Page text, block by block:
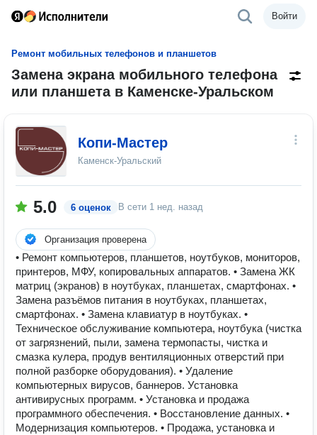
Войти
Ремонт мобильных телефонов и планшетов
Замена экрана мобильного телефона
или планшета в Каменске-Уральском
Копи-Мастер
Каменск-Уральский
5.0 6 оценок В сети 1 нед. назад
Организация проверена
• Ремонт компьютеров, планшетов, ноутбуков, мониторов,
принтеров, МФУ, копировальных аппаратов. • Замена ЖК
матриц (экранов) в ноутбуках, планшетах, смартфонах. •
Замена разъёмов питания в ноутбуках, планшетах,
смартфонах. • Замена клавиатур в ноутбуках. •
Техническое обслуживание компьютера, ноутбука (чистка
от загрязнений, пыли, замена термопасты, чистка и
смазка кулера, продув вентиляционных отверстий при
полной разборке оборудования). • Удаление
компьютерных вирусов, баннеров. Установка
антивирусных программ. • Установка и продажа
программного обеспечения. • Восстановление данных. •
Модернизация компьютеров. • Продажа, установка и